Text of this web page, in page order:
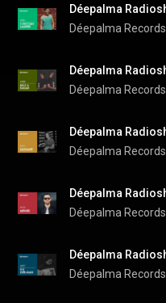
Déepalma Records
Déepalma Records
Déepalma Records
Déepalma Records
Déepalma Records